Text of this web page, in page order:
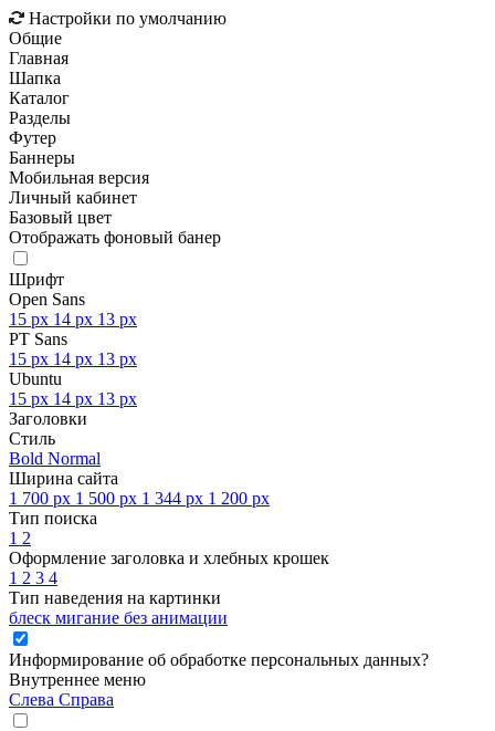
Настройки по умолчанию
Общие
Главная
Шапка
Каталог
Разделы
Футер
Баннеры
Мобильная версия
Личный кабинет
Базовый цвет
Отображать фоновый банер
Шрифт
Open Sans
15 px 14 px 13 px
PT Sans
15 px 14 px 13 px
Ubuntu
15 px 14 px 13 px
Заголовки
Стиль
Bold Normal
Ширина сайта
1 700 px 1 500 px 1 344 px 1 200 px
Тип поиска
1 2
Оформление заголовка и хлебных крошек
1 2 3 4
Тип наведения на картинки
блеск мигание без анимации
Информирование об обработке персональных данных?
Внутреннее меню
Слева Справа